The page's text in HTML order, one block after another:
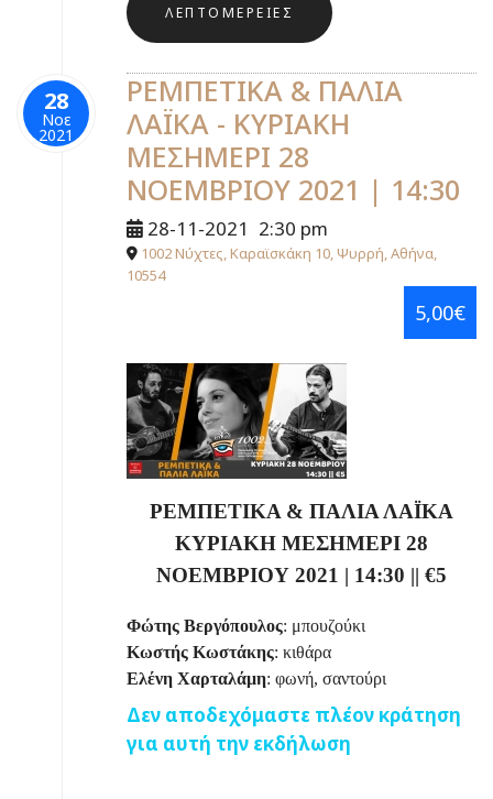
ΛΕΠΤΟΜΈΡΕΙΕΣ
28
Νοε
2021
ΡΕΜΠΕΤΙΚΑ & ΠΑΛΙΑ
ΛΑΪΚΑ - ΚΥΡΙΑΚΗ
ΜΕΣΗΜΕΡΙ 28
ΝΟΕΜΒΡΙΟΥ 2021 | 14:30
28-11-2021 2:30 pm
1002 Νύχτες, Καραϊσκάκη 10, Ψυρρή, Αθήνα,
10554
5,00€
ΡΕΜΠΕΤΙΚΑ & ΠΑΛΙΑ ΛΑΪΚΑ
ΚΥΡΙΑΚΗ ΜΕΣΗΜΕΡΙ 28
ΝΟΕΜΒΡΙΟΥ 2021 | 14:30 || €5
Φώτης Βεργόπουλος: μπουζούκι
Κωστής Κωστάκης: κιθάρα
Ελένη Χαρταλάμη: φωνή, σαντούρι
Δεν αποδεχόμαστε πλέον κράτηση
για αυτή την εκδήλωση